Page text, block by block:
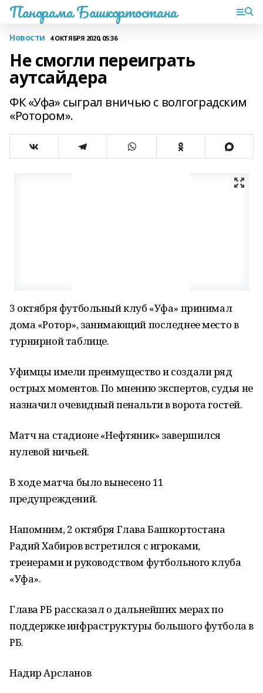
Панорама Башкортостана
Новости 4 ОКТЯБРЯ 2020, 05:36
Не смогли переиграть
аутсайдера
ФК «Уфа» сыграл вничью с волгоградским
«Ротором».
3 октября футбольный клуб «Уфа» принимал
дома «Ротор», занимающий последнее место в
турнирной таблице.
Уфимцы имели преимущество и создали ряд
острых моментов. По мнению экспертов, судья не
назначил очевидный пенальти в ворота гостей.
Матч на стадионе «Нефтяник» завершился
нулевой ничьей.
В ходе матча было вынесено 11
предупреждений.
Напомним, 2 октября Глава Башкортостана
Радий Хабиров встретился с игроками,
тренерами и руководством футбольного клуба
«Уфа».
Глава РБ рассказал о дальнейших мерах по
поддержке инфраструктуры большого футбола в
РБ.
Надир Арсланов